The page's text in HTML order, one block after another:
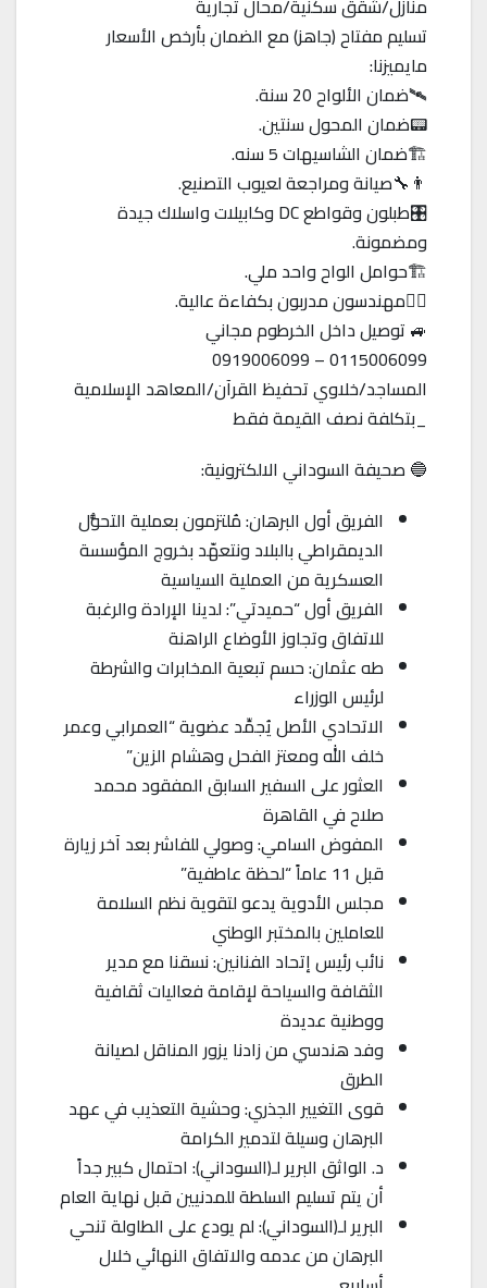
منازل/شقق سكنية/محال تجارية
تسليم مفتاح (جاهز) مع الضمان بأرخص الأسعار
مايميزنا:
🛰️ضمان الألواح 20 سنة.
📟ضمان المحول سنتين.
🏗️ضمان الشاسيهات 5 سنه.
👨‍🔧صيانة ومراجعة لعيوب التصنيع.
🎛️طبلون وقواطع DC وكابيلات واسلاك جيدة
ومضمونة.
🏗️حوامل الواح واحد ملي.
👷‍♂️مهندسون مدربون بكفاءة عالية.
🚙 توصيل داخل الخرطوم مجاني
0115006099 – 0919006099
المساجد/خلاوي تحفيظ القرآن/المعاهد الإسلامية
_بتكلفة نصف القيمة فقط
🔵 صحيفة السوداني الالكترونية:
الفريق أول البرهان: مُلتزمون بعملية التحوُّل
الديمقراطي بالبلاد ونتعهّد بخروج المؤسسة
العسكرية من العملية السياسية
الفريق أول “حميدتي”: لدينا الإرادة والرغبة
للاتفاق وتجاوز الأوضاع الراهنة
طه عثمان: حسم تبعية المخابرات والشرطة
لرئيس الوزراء
الاتحادي الأصل يُجمِّد عضوية “العمرابي وعمر
خلف الله ومعتز الفحل وهشام الزين”
العثور على السفير السابق المفقود محمد
صلاح في القاهرة
المفوض السامي: وصولي للفاشر بعد آخر زيارة
قبل 11 عاماً “لحظة عاطفية”
مجلس الأدوية يدعو لتقوية نظم السلامة
للعاملين بالمختبر الوطني
نائب رئيس إتحاد الفنانين: نسقنا مع مدير
الثقافة والسياحة لإقامة فعاليات ثقافية
ووطنية عديدة
وفد هندسي من زادنا يزور المناقل لصيانة
الطرق
قوى التغيير الجذري: وحشية التعذيب في عهد
البرهان وسيلة لتدمير الكرامة
د. الواثق البرير لـ(السوداني): احتمال كبير جداً
أن يتم تسليم السلطة للمدنيين قبل نهاية العام
البرير لـ(السوداني): لم يودع على الطاولة تنحي
البرهان من عدمه والاتفاق النهائي خلال